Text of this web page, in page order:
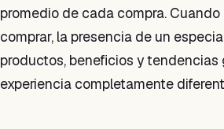
promedio de cada compra.
comprar, la presencia de un
productos, beneficios y tendencias
experiencia completamente